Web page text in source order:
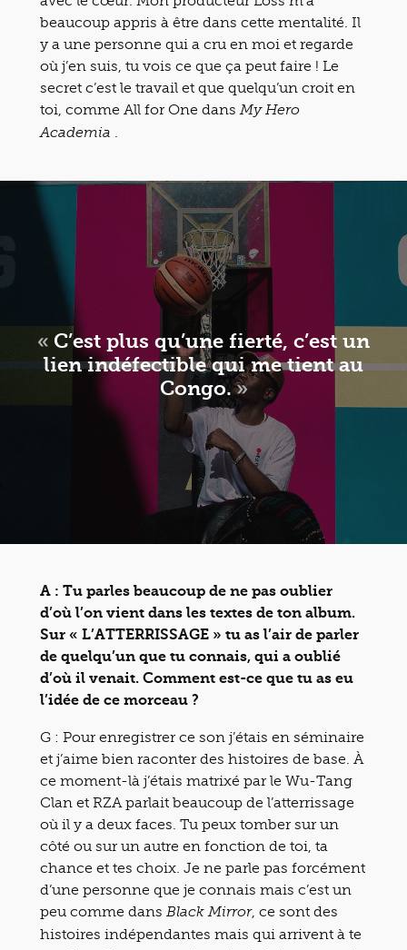
beaucoup appris à être dans cette mentalité. Il
y a une personne qui a cru en moi et regarde
où j’en suis, tu vois ce que ça peut faire ! Le
secret c’est le travail et que quelqu’un croit en
toi, comme All for One dansMy Hero
Academia .
« C’est plus qu’une fierté, c’est un
lien indéfectible qui me tient au
Congo.»
A : Tu parles beaucoup de ne pas oublier
d’où l’on vient dans les textes de ton album.
Sur « L’ATTERRISSAGE » tu as l’air de parler
de quelqu’un que tu connais, qui a oublié
d’où il venait. Comment est-ce que tu as eu
l’idée de ce morceau ?
G : Pour enregistrer ce son j’étais en séminaire
et j’aime bien raconter des histoires de base. À
ce moment-là j’étais matrixé par le Wu-Tang
Clan et RZA parlait beaucoup de l’atterrissage
où il y a deux faces. Tu peux tomber sur un
côté ou sur un autre en fonction de toi, ta
chance et tes choix. Je ne parle pas forcément
d’une personne que je connais mais c’est un
peu comme dans Black Mirror, ce sont des
histoires indépendantes mais qui arrivent à te